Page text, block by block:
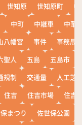
世知原 世知原町
中
中町 中継車
中華
八幡宮 事件
事務局
聖人 五島 五島市
規制 交通量
人工芝
住吉 住吉市場
住吉
まつり 佐世保公園